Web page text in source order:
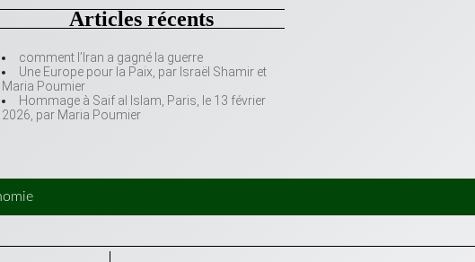
Articles récents
comment l’Iran a gagné la guerre
Une Europe pour la Paix, par Israël Shamir et
Maria Poumier
Hommage à Saif al Islam, Paris, le 13 février
2026, par Maria Poumier